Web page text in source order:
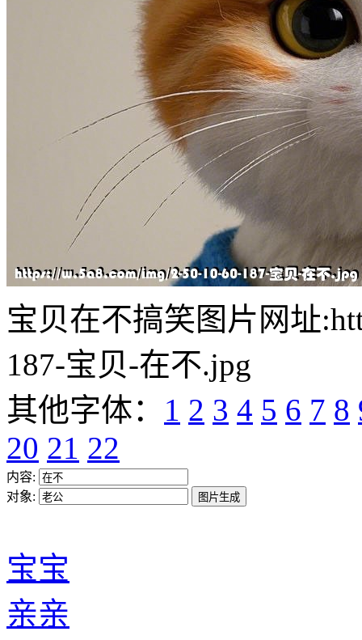
宝贝在不搞笑图片网址
187-宝贝-在不.jpg
其他字体： 1 2 3 4 5 6 7 8
20 21 22
内容:
对象:
宝宝
亲亲